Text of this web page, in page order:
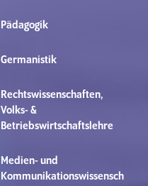
Pädagogik
Germanistik
Rechtswissenschaften,
Volks- &
Betriebswirtschaftslehre
Medien- und
Kommunikationswissensch